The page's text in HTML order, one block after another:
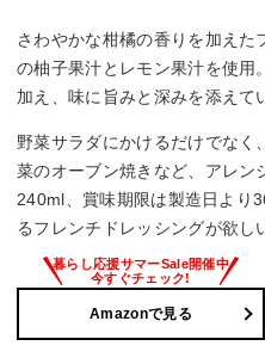
さわやかな柑橘の香りを加え
の柚子果汁とレモン果汁を使用
加え、味に旨みと深みを添えて
野菜サラダにかけるだけでな
菜のオーブン焼きなど、アレン
240ml、賞味期限は製造日より
るフレンチドレッシングが欲し
Amazonで見る